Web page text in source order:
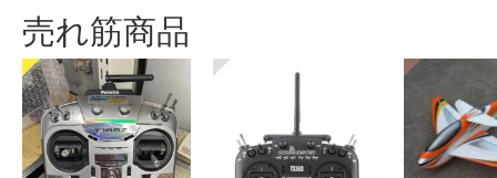
売れ筋商品